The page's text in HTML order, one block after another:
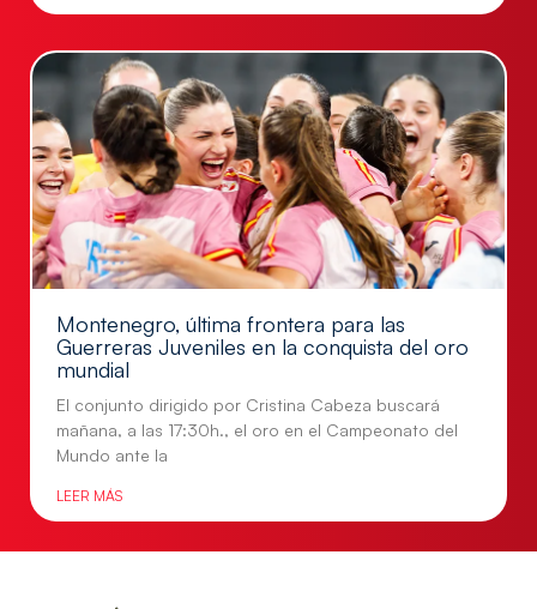
Montenegro, última frontera para las
Guerreras Juveniles en la conquista del oro
mundial
El conjunto dirigido por Cristina Cabeza buscará
mañana, a las 17:30h., el oro en el Campeonato del
Mundo ante la
LEER MÁS